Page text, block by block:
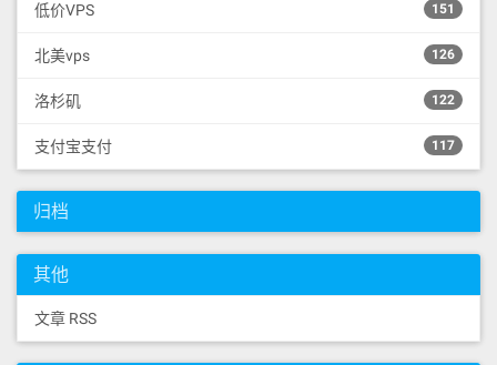
低价VPS 151
北美vps 126
洛杉矶 122
支付宝支付 117
归档
其他
文章 RSS